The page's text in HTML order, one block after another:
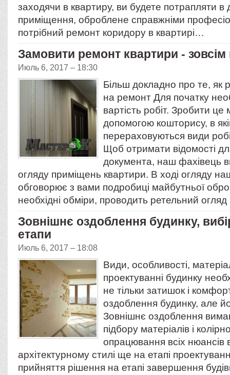
заходячи в квартиру, ви будете потрапляти
приміщення, оброблене справжніми
потрібний ремонт коридору в квартирі…
Замовити ремонт квартири - зовсім
Июль 6, 2017 – 18:30
Більш докладно про те, як
на ремонт Для початку
вартість робіт. Зробити
допомогою кошторису, в
перераховуються види
Щоб отримати відомості
документа, наш фахівець
огляду приміщень квартири. В ході огляду
обговорює з вами подробиці майбутньої
необхідні обміри, проводить ретельний
Зовнішнє оздоблення будинку,
етапи
Июль 6, 2017 – 18:08
Види, особливості,
проектуванні будинку
не тільки затишок і
оздоблення будинку, але
Зовнішнє оздоблення
підбору матеріалів і
опрацювання всіх нюансів
архітектурному стилі ще на етапі
прийняття рішення на етапі завершення